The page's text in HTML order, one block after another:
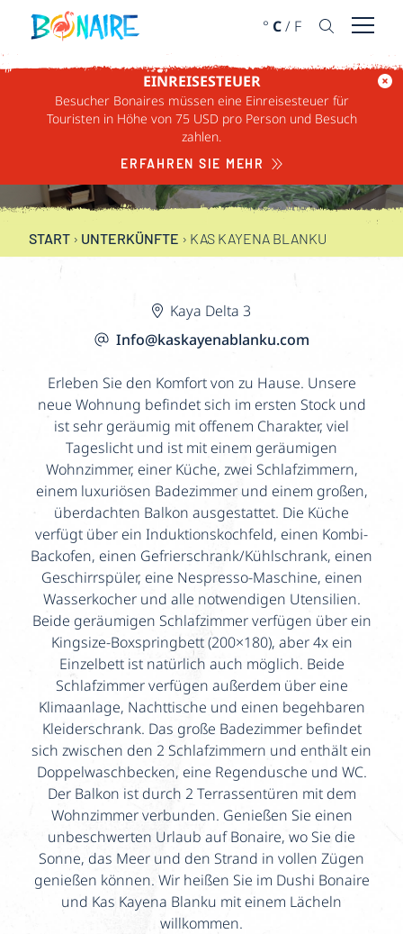
WEITER ZUM INHALT
° C/ F Menü
EINREISESTEUER
Besucher Bonaires müssen eine Einreisesteuer für
Touristen in Höhe von 75 USD pro Person und Besuch
zahlen.
ERFAHREN SIE MEHR
KAS KAYENA BLANKU
START › UNTERKÜNFTE › KAS KAYENA BLANKU
Kaya Delta 3
Info@kaskayenablanku.com
Erleben Sie den Komfort von zu Hause. Unsere
neue Wohnung befindet sich im ersten Stock und
ist sehr geräumig mit offenem Charakter, viel
Tageslicht und ist mit einem geräumigen
Wohnzimmer, einer Küche, zwei Schlafzimmern,
einem luxuriösen Badezimmer und einem großen,
überdachten Balkon ausgestattet. Die Küche
verfügt über ein Induktionskochfeld, einen Kombi-
Backofen, einen Gefrierschrank/Kühlschrank, einen
Geschirrspüler, eine Nespresso-Maschine, einen
Wasserkocher und alle notwendigen Utensilien.
Beide geräumigen Schlafzimmer verfügen über ein
Kingsize-Boxspringbett (200×180), aber 4x ein
Einzelbett ist natürlich auch möglich. Beide
Schlafzimmer verfügen außerdem über eine
Klimaanlage, Nachttische und einen begehbaren
Kleiderschrank. Das große Badezimmer befindet
sich zwischen den 2 Schlafzimmern und enthält ein
Doppelwaschbecken, eine Regendusche und WC.
Der Balkon ist durch 2 Terrassentüren mit dem
Wohnzimmer verbunden. Genießen Sie einen
unbeschwerten Urlaub auf Bonaire, wo Sie die
Sonne, das Meer und den Strand in vollen Zügen
genießen können. Wir heißen Sie im Dushi Bonaire
und Kas Kayena Blanku mit einem Lächeln
willkommen.